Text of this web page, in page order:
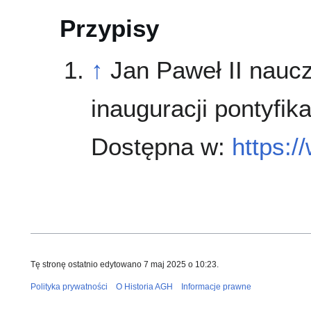
Przypisy
↑ Jan Paweł II
inauguracji
Dostępna w:
Tę stronę ostatnio edytowano 7 maj 2025 o 10:23.
Polityka prywatności O Historia AGH Informacje prawne